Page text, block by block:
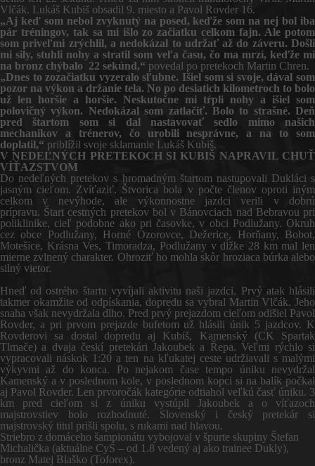
Vlčák. Lukáš Kubiš obsadil 9. miesto a Pavol Rovder 16.
„Aj keď som nebol zvyknutý na posed, keďže som na nej bol iba
pár tréningov, tak sa mi išlo zo začiatku celkom fajn. Ale potom
som priveľmi zrýchlil, a nedokázal to udržať až do záveru. Došli
mi sily, stuhli nohy a stratil som veľa času, čo ma mrzí, keďže mi
na bronz chýbalo 22 sekúnd,“ povedal po pretekoch Martin Chren.
„Dnes to zozačiatku vyzeralo sľubne. Išiel som si svoje, dával som
pozor na výkon a držanie tela. No po desiatich kilometroch to bolo
už len horšie a horšie. Neskutočne mi tŕpli nohy a išiel som
polovičný výkon. Nedokázal som zatlačiť. Bolo to strašné. Deň
pred štartom som si dal nastavovať sedlo mimo našich
mechanikov a trénerov, čo urobili nesprávne, a na to som
doplatil,“ priblížil svoje sklamanie Lukáš Kubiš.
V NEDEĽNÝCH PRETEKOCH SI KUBIŠ NAPRAVIL CHUŤ
VÍŤAZSTVOM
Do nedeľných pretekov s hromadným štartom nastupovali Dukláci s
jasným cieľom. Zvíťaziť. Štvorica bola v počte členov oproti iným
celkom v nevýhode, ale výkonnostne jazdci verili v dobrú
prípravu. Štart cestných pretekov bol v Bánovciach nad Bebravou pri
poliklinike, cieľ podobne ako pri časovke, v obci Podlužany. Okruh
cez obce Podlužany, Horné Ozorovce, Dežerice, Horňany, Bobot,
Motešice, Krásna Ves, Timoradza, Podlužany v dĺžke 28 km mal len
mierne zvlnený charakter. Ohroziť ho mohla skôr hroziaca búrka alebo
silný vietor.
Hneď od ostrého štartu vyvíjali aktivitu naši jazdci. Prvý atak hlásili
takmer okamžite od odpískania, dopredu sa vybral Martin Vlčák. Jeho
snaha však nevydržala dlho. Pred prvý prejazdom cieľom odišiel Pavol
Rovder, a pri prvom prejazde bufetom už hlásili únik 5 jazdcov. K
Rovderovi sa dostal dopredu aj Kubiš, Kamenský (CK Spartak
Tlmače) a dvaja českí pretekári Jakoubek a Řepa. Veľmi rýchlo si
vypracovali náskok 1:20 a ten na kľukatej ceste udržiavali s malými
výkyvmi až do konca. Po nejakom čase tempo úniku nevydržal
Kamenský a v poslednom kole, v poslednom kopci si na balík počkal
aj Pavol Rovder. Len prvoročák kategórie odtiahol veľkú časť úniku. 3
km pred cieľom si z úniku vystúpil Jakoubek a o víťazoch
majstrovstiev bolo rozhodnuté. Slovenský i český pretekár si
majstrovský titul prišli spolu, s rukami nad hlavou.
Striebro z domáceho šampionátu vybojoval v špurte skupiny Štefan
Michalička (aktuálne CyS – od 1.8 vedený aj ako trainee Dukly),
bronz Matej Blaško (Toforex).